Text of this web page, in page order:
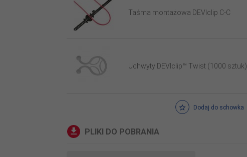
Taśma montażowa DEVIclip C-C
Uchwyty DEVIclip™ Twist (1000 sztuk)
Dodaj do schowka
PLIKI DO POBRANIA